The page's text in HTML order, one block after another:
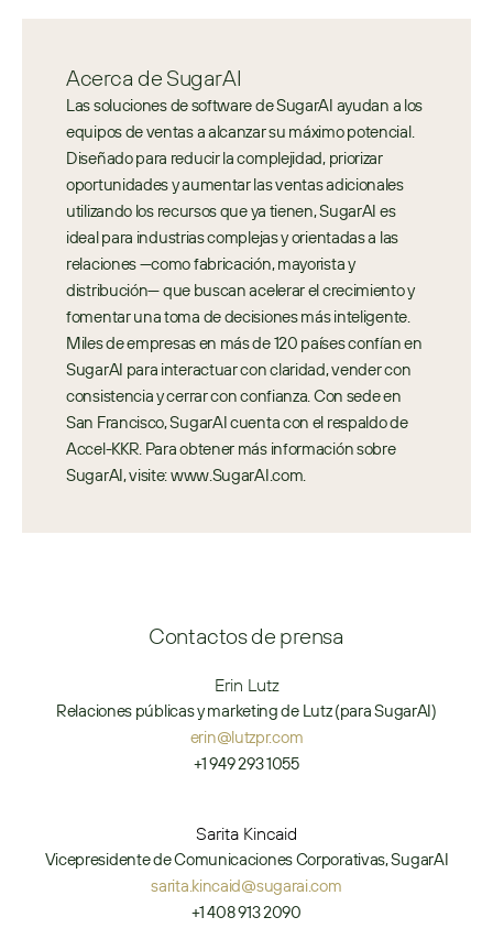
Acerca de SugarAI
Las soluciones de software de SugarAI ayudan a los
equipos de ventas a alcanzar su máximo potencial.
Diseñado para reducir la complejidad, priorizar
oportunidades y aumentar las ventas adicionales
utilizando los recursos que ya tienen, SugarAI es
ideal para industrias complejas y orientadas a las
relaciones —como fabricación, mayorista y
distribución— que buscan acelerar el crecimiento y
fomentar una toma de decisiones más inteligente.
Miles de empresas en más de 120 países confían en
SugarAI para interactuar con claridad, vender con
consistencia y cerrar con confianza. Con sede en
San Francisco, SugarAI cuenta con el respaldo de
Accel-KKR. Para obtener más información sobre
SugarAI, visite: www.SugarAI.com.
Contactos de prensa
Erin Lutz
Relaciones públicas y marketing de Lutz (para SugarAI)
erin@lutzpr.com
+1 949 293 1055
Sarita Kincaid
Vicepresidente de Comunicaciones Corporativas, SugarAI
sarita.kincaid@sugarai.com
+1 408 913 2090